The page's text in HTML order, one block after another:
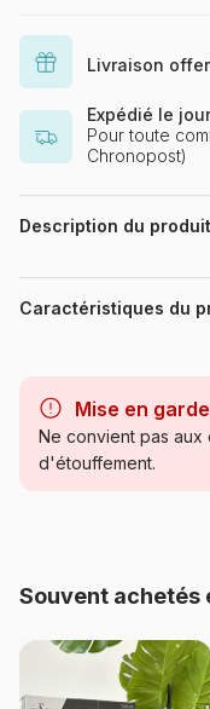
Livraison
Expédié le
Pour toute
Chronopost)
Description du produit
Puzzle 1000 Teile
Caractéristiques du
Catégorie
Référence
EAN
Mise en garde
Ne convient pas aux
d'étouffement.
Souvent achetés